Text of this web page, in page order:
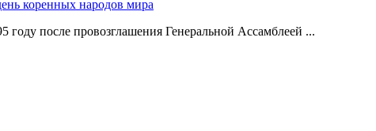
коренных народов мира
году после провозглашения Генеральной Ассамблеей ...